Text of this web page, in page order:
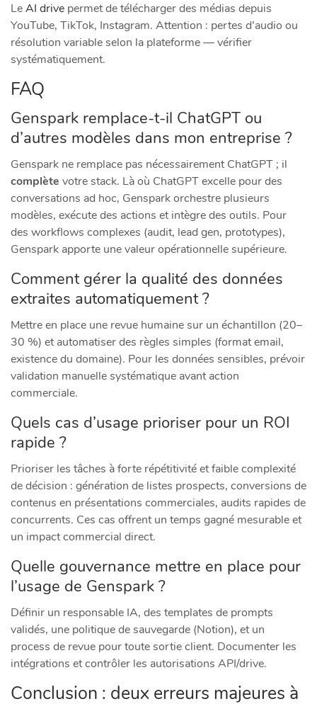
LeAI drive permet de télécharger des médias depuis
YouTube, TikTok, Instagram. Attention : pertes d’audio ou
résolution variable selon la plateforme — vérifier
systématiquement.
FAQ
Genspark remplace‑t‑il ChatGPT ou
d’autres modèles dans mon entreprise ?
Genspark ne remplace pas nécessairement ChatGPT ; il
complète votre stack. Là où ChatGPT excelle pour des
conversations ad hoc, Genspark orchestre plusieurs
modèles, exécute des actions et intègre des outils. Pour
des workflows complexes (audit, lead gen, prototypes),
Genspark apporte une valeur opérationnelle supérieure.
Comment gérer la qualité des données
extraites automatiquement ?
Mettre en place une revue humaine sur un échantillon (20–
30 %) et automatiser des règles simples (format email,
existence du domaine). Pour les données sensibles, prévoir
validation manuelle systématique avant action
commerciale.
Quels cas d’usage prioriser pour un ROI
rapide ?
Prioriser les tâches à forte répétitivité et faible complexité
de décision : génération de listes prospects, conversions de
contenus en présentations commerciales, audits rapides de
concurrents. Ces cas offrent un temps gagné mesurable et
un impact commercial direct.
Quelle gouvernance mettre en place pour
l’usage de Genspark ?
Définir un responsable IA, des templates de prompts
validés, une politique de sauvegarde (Notion), et un
process de revue pour toute sortie client. Documenter les
intégrations et contrôler les autorisations API/drive.
Conclusion : deux erreurs majeures à